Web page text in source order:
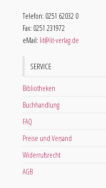
Telefon: 0251 62032 0
Fax: 0251 231972
eMail: lit@lit-verlag.de
SERVICE
Bibliotheken
Buchhandlung
FAQ
Preise und Versand
Widerrufsrecht
AGB